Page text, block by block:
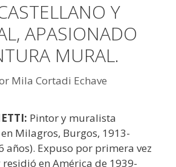
Y
APASIONADO
MURAL.
Mila Cortadi Echave
Pintor y muralista
Milagros, Burgos, 1913-
años). Expuso por primera vez
residió en América de 1939-